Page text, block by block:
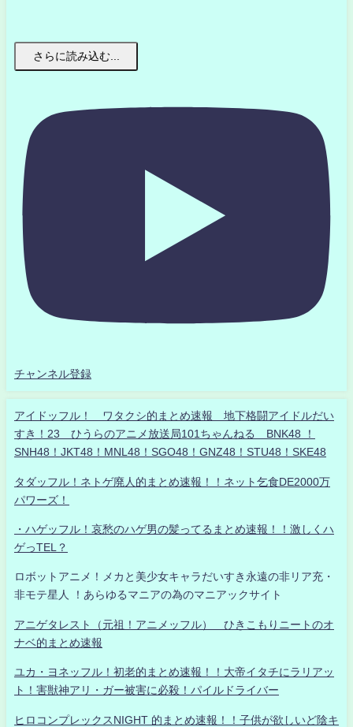
さらに読み込む...
チャンネル登録
アイドッフル！ ワタクシ的まとめ速報 地下格闘アイドルだい
すき！23 ひうらのアニメ放送局101ちゃんねる BNK48 ！
SNH48！JKT48！MNL48！SGO48！GNZ48！STU48！SKE48
タダッフル！ネトゲ廃人的まとめ速報！！ネット乞食DE2000万
パワーズ！
・ハゲッフル！哀愁のハゲ男の髪ってるまとめ速報！！激しくハ
ゲっTEL？
ロボットアニメ！メカと美少女キャラだいすき永遠の非リア充・
非モテ星人 ！あらゆるマニアの為のマニアックサイト
アニゲタレスト（元祖！アニメッフル） ひきこもりニートのオ
ナベ的まとめ速報
ユカ・ヨネッフル！初老的まとめ速報！！大帝イタチにラリアッ
ト！害獣神アリ・ガー被害に必殺！パイルドライバー
ヒロコンプレックスNIGHT 的まとめ速報！！子供が欲しいど陰キ